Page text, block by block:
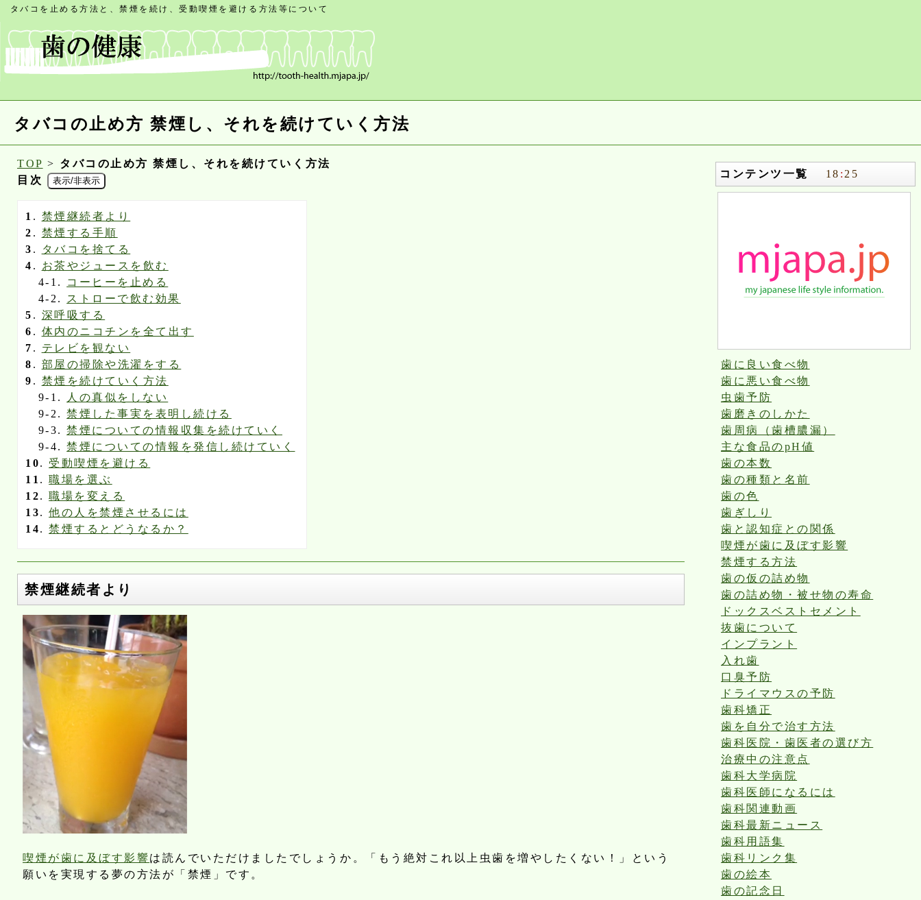
タバコを止める方法と、禁煙を続け、受動喫煙を避ける方法等について
タバコの止め方 禁煙し、それを続けていく方法
TOP > タバコの止め方 禁煙し、それを続けていく方法
目次
表示/非表示
1 . 禁煙継続者より
2 . 禁煙する手順
3 .
タバコを捨てる
4 . お茶やジュースを飲む
4-1.
コーヒーを止める
4-2.
ストローで飲む効果
5 . 深呼吸する
6 . 体内のニコチンを全て出す
7 . テレビを観ない
8 . 部屋の掃除や洗濯をする
9 . 禁煙を続けていく方法
9-1.
人の真似をしない
9-2.禁煙した事実を表明し続ける
9-3.禁煙についての情報収集を続けていく
9-4.禁煙についての情報を発信し続けていく
10. 受動喫煙を避ける
11 .職場を選ぶ
12.職場を変える
13.他の人を禁煙させるには
14.禁煙するとどうなるか？
禁煙継続者より
喫煙が歯に及ぼす影響は読んでいただけましたでしょうか。「もう絶対これ以上虫歯を増やしたくない！」という
願いを実現する夢の方法が「禁煙」です。
コンテンツ一覧 18 :25
歯に良い食べ物
歯に悪い食べ物
虫歯予防
歯磨きのしかた
歯周病（歯槽膿漏）
主な食品のpH値
歯の本数
歯の種類と名前
歯の色
歯ぎしり
歯と認知症との関係
喫煙が歯に及ぼす影響
禁煙する方法
歯の仮の詰め物
歯の詰め物・被せ物の寿命
ドックスベストセメント
抜歯について
インプラント
入れ歯
口臭予防
ドライマウスの予防
歯科矯正
歯を自分で治す方法
歯科医院・歯医者の選び方
治療中の注意点
歯科大学病院
歯科医師になるには
歯科関連動画
歯科最新ニュース
歯科用語集
歯科リンク集
歯の絵本
歯の記念日